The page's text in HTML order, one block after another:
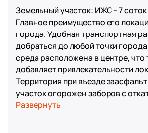
Земельный участок: ИЖС - 7 соток
Главное преимущество его
города. Удобная транспортная
добраться до любой точки
среда расположена в центре, что
добавляет привлекательности
Территория при въезде
участок огорожен заборов с
воротами
Развернуть